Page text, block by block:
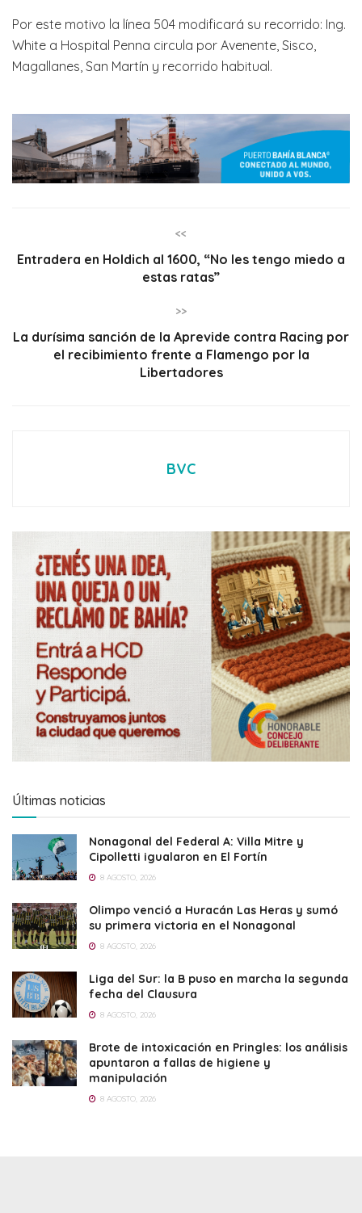
Por este motivo la línea 504 modificará su recorrido: Ing.
White a Hospital Penna circula por Avenente, Sisco,
Magallanes, San Martín y recorrido habitual.
<<
Entradera en Holdich al 1600, “No les tengo miedo a
estas ratas”
>>
La durísima sanción de la Aprevide contra Racing por
el recibimiento frente a Flamengo por la
Libertadores
BVC
Últimas noticias
Nonagonal del Federal A: Villa Mitre y
Cipolletti igualaron en El Fortín
8 AGOSTO, 2026
Olimpo venció a Huracán Las Heras y sumó
su primera victoria en el Nonagonal
8 AGOSTO, 2026
Liga del Sur: la B puso en marcha la segunda
fecha del Clausura
8 AGOSTO, 2026
Brote de intoxicación en Pringles: los análisis
apuntaron a fallas de higiene y
manipulación
8 AGOSTO, 2026